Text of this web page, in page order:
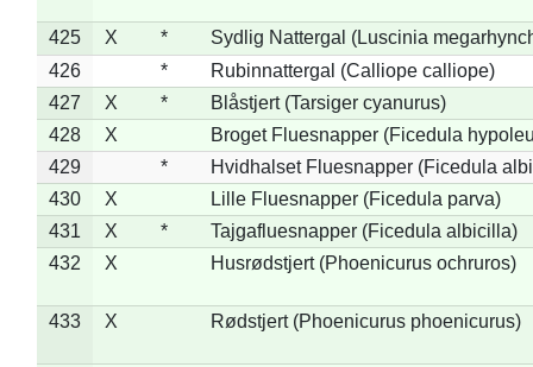
425 X *
Sydlig Nattergal (Luscinia
426
*
Rubinnattergal (Calliope calliope)
427
X *
Blåstjert (Tarsiger cyanurus)
428
X
Broget Fluesnapper (Ficedula
429
*
Hvidhalset Fluesnapper (Ficedula
430
X
Lille Fluesnapper (Ficedula parva)
431
X *
Tajgafluesnapper (Ficedula albicilla)
432
X Husrødstjert (Phoenicurus ochruros)
433 X Rødstjert (Phoenicurus phoenicurus)